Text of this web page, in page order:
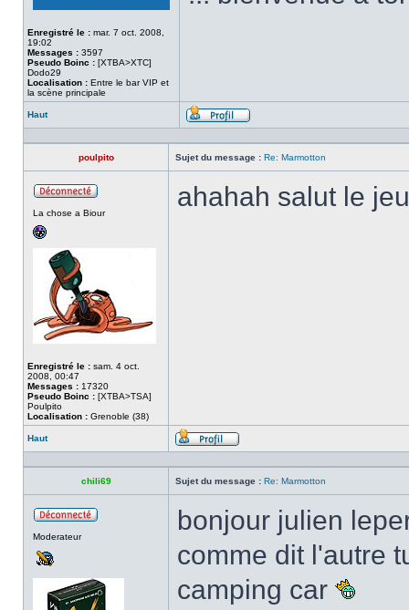
Enregistré le : mar. 7 oct. 2008,
19:02
Messages : 3597
Pseudo Boinc : [XTBA>XTC]
Dodo29
Localisation : Entre le bar VIP et
la scène principale
Haut
Profil
poulpito Sujet du message : Re: Marmotton
ligne
La chose a Biour
Enregistré le : sam. 4 oct.
2008, 00:47
Messages : 17320
Pseudo Boinc : [XTBA>TSA]
Poulpito
Localisation : Grenoble (38)
ahahah salut le
Haut
Profil
chili69 Sujet du message : Re: Marmotton
Moderateur
bonjour julien
comme dit l'autre
camping car